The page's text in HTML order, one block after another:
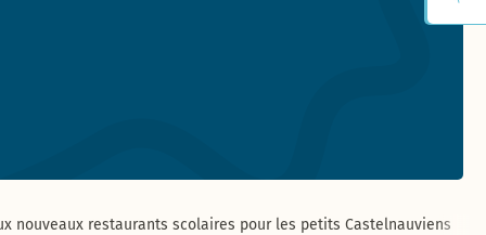
nouveaux restaurants scolaires pour les petits Castelnauviens